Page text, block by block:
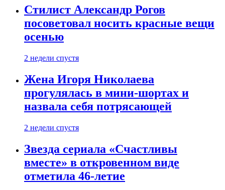
Стилист Александр Рогов
посоветовал носить красные вещи
осенью
2 недели спустя
Жена Игоря Николаева
прогулялась в мини-шортах и
назвала себя потрясающей
2 недели спустя
Звезда сериала «Счастливы
вместе» в откровенном виде
отметила 46-летие